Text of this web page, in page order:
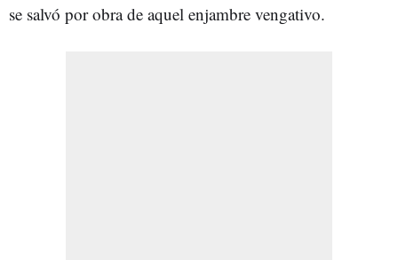
se salvó por obra de aquel enjambre vengativo.